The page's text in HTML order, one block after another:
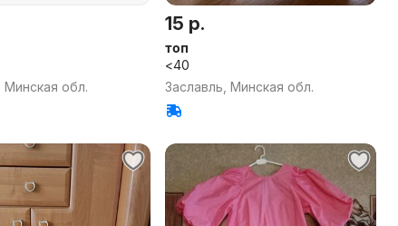
Минская обл.
15 р.
топ
<40
Заславль, Минская обл.